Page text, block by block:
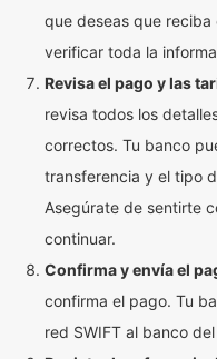
que deseas que
verificar toda la
Revisa el pago y las
revisa todos los
correctos. Tu banco
transferencia y el tipo
Asegúrate de sentirte
continuar.
Confirma y envía el
confirma el pago. Tu
red SWIFT al banco